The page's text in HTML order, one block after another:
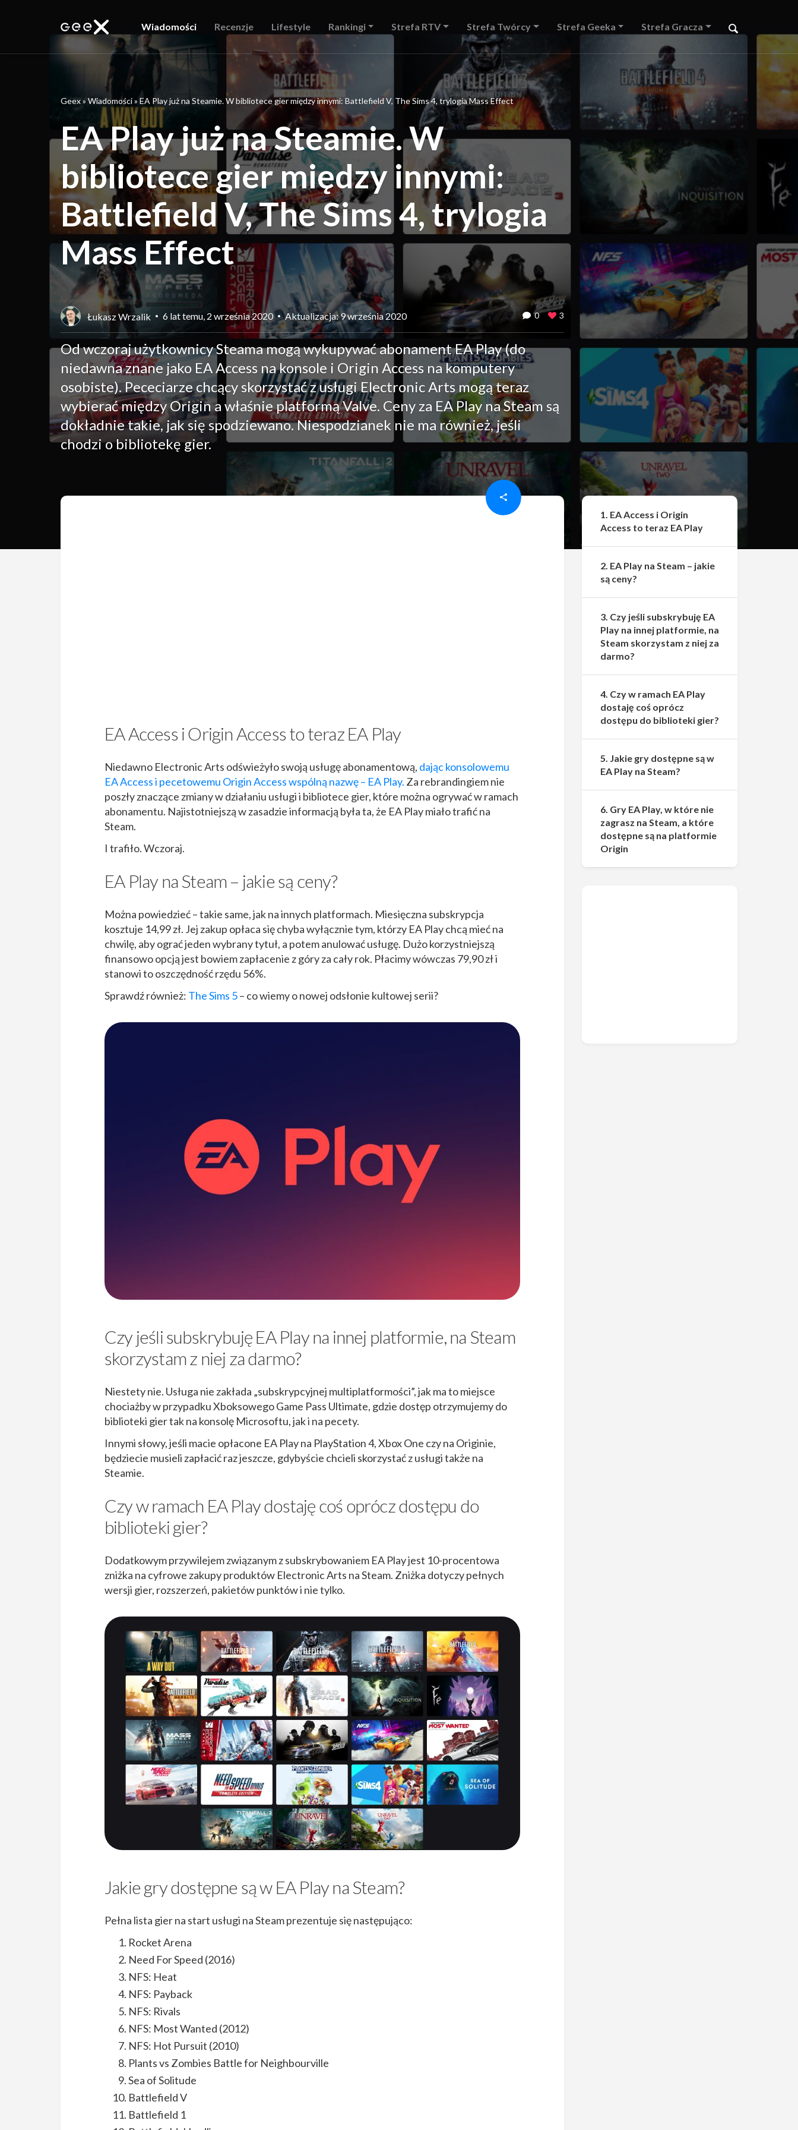
Wiadomości Recenzje Lifestyle Rankingi Strefa RTV Strefa Twórcy Strefa Geeka Strefa Gracza
Geex»Wiadomości» EA Play już na Steamie. W bibliotece gier między innymi: Battlefield V, The Sims 4, trylogia Mass Effect
EA Play już na Steamie. W
bibliotece gier między innymi:
Battlefield V, The Sims 4, trylogia
Mass Effect
Łukasz Wrzalik 6 lat temu, 2 września 2020 Aktualizacja: 9 września 2020 0 3
Od wczoraj użytkownicy Steama mogą wykupywać abonament EA Play (do
niedawna znane jako EA Access na konsole i Origin Access na komputery
osobiste). Pececiarze chcący skorzystać z usługi Electronic Arts mogą teraz
wybierać między Origin a właśnie platformą Valve. Ceny za EA Play na Steam są
dokładnie takie, jak się spodziewano. Niespodzianek nie ma również, jeśli
chodzi o bibliotekę gier.
Udostępnij
EA Access i Origin Access to teraz EA Play
Niedawno Electronic Arts odświeżyło swoją usługę abonamentową, dając konsolowemu
EA Access i pecetowemu Origin Access wspólną nazwę – EA Play. Za rebrandingiem nie
poszły znaczące zmiany w działaniu usługi i bibliotece gier, które można ogrywać w ramach
abonamentu. Najistotniejszą w zasadzie informacją była ta, że EA Play miało trafić na
Steam.
I trafiło. Wczoraj.
EA Play na Steam – jakie są ceny?
Można powiedzieć – takie same, jak na innych platformach. Miesięczna subskrypcja
kosztuje 14,99 zł. Jej zakup opłaca się chyba wyłącznie tym, którzy EA Play chcą mieć na
chwilę, aby ograć jeden wybrany tytuł, a potem anulować usługę. Dużo korzystniejszą
finansowo opcją jest bowiem zapłacenie z góry za cały rok. Płacimy wówczas 79,90 zł i
stanowi to oszczędność rzędu 56%.
Sprawdź również: The Sims 5– co wiemy o nowej odsłonie kultowej serii?
Czy jeśli subskrybuję EA Play na innej platformie, na Steam
skorzystam z niej za darmo?
Niestety nie. Usługa nie zakłada „subskrypcyjnej multiplatformości”, jak ma to miejsce
chociażby w przypadku Xboksowego Game Pass Ultimate, gdzie dostęp otrzymujemy do
biblioteki gier tak na konsolę Microsoftu, jak i na pecety.
Innymi słowy, jeśli macie opłacone EA Play na PlayStation 4, Xbox One czy na Originie,
będziecie musieli zapłacić raz jeszcze, gdybyście chcieli skorzystać z usługi także na
Steamie.
Czy w ramach EA Play dostaję coś oprócz dostępu do
biblioteki gier?
Dodatkowym przywilejem związanym z subskrybowaniem EA Play jest 10-procentowa
zniżka na cyfrowe zakupy produktów Electronic Arts na Steam. Zniżka dotyczy pełnych
wersji gier, rozszerzeń, pakietów punktów i nie tylko.
Jakie gry dostępne są w EA Play na Steam?
Pełna lista gier na start usługi na Steam prezentuje się następująco:
Rocket Arena
Need For Speed (2016)
NFS: Heat
NFS: Payback
NFS: Rivals
NFS: Most Wanted (2012)
NFS: Hot Pursuit (2010)
Plants vs Zombies Battle for Neighbourville
Sea of Solitude
Battlefield V
Battlefield 1
1. EA Access i Origin
Access to teraz EA Play
2. EA Play na Steam – jakie
są ceny?
3. Czy jeśli subskrybuję EA
Play na innej platformie, na
Steam skorzystam z niej za
darmo?
4. Czy w ramach EA Play
dostaję coś oprócz
dostępu do biblioteki gier?
5. Jakie gry dostępne są w
EA Play na Steam?
6. Gry EA Play, w które nie
zagrasz na Steam, a które
dostępne są na platformie
Origin